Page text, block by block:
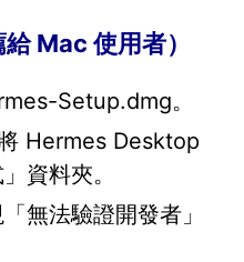
Mac 使用者）
Setup.dmg。
Hermes Desktop
資料夾。
無法驗證開發者」